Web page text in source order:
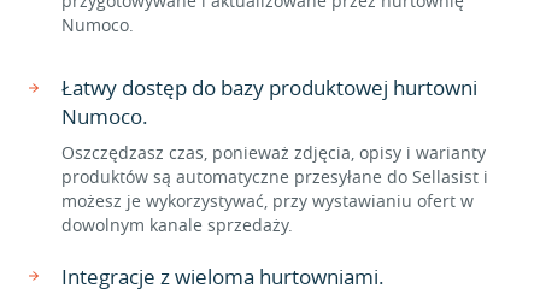
Numoco.
Łatwy dostęp do bazy produktowej hurtowni
Numoco.
Oszczędzasz czas, ponieważ zdjęcia, opisy i warianty
produktów są automatyczne przesyłane do Sellasist i
możesz je wykorzystywać, przy wystawianiu ofert w
dowolnym kanale sprzedaży.
Integracje z wieloma hurtowniami.